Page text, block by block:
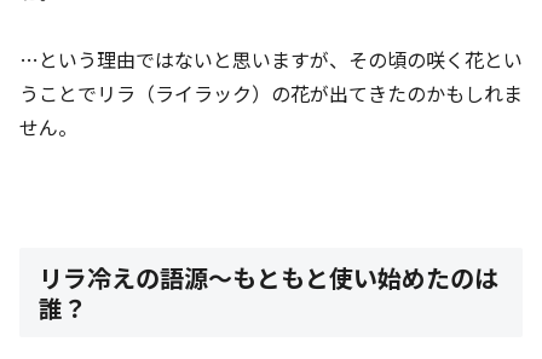
…という理由ではないと思いますが、その頃の咲く花とい
うことでリラ（ライラック）の花が出てきたのかもしれま
せん。
リラ冷えの語源～もともと使い始めたのは
誰？